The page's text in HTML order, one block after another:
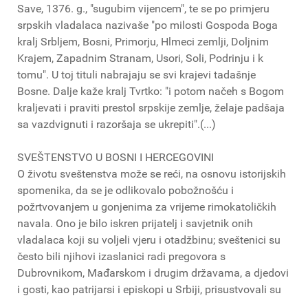
Save, 1376. g., "sugubim vijencem", te se po primjeru
srpskih vladalaca nazivaše "po milosti Gospoda Boga
kralj Srbljem, Bosni, Primorju, Hlmeci zemlji, Doljnim
Krajem, Zapadnim Stranam, Usori, Soli, Podrinju i k
tomu". U toj tituli nabrajaju se svi krajevi tadašnje
Bosne. Dalje kaže kralj Tvrtko: "i potom načeh s Bogom
kraljevati i praviti prestol srpskije zemlje, želaje padšaja
sa vazdvignuti i razoršaja se ukrepiti".(...)
SVEŠTENSTVO U BOSNI I HERCEGOVINI
O životu sveštenstva može se reći, na osnovu istorijskih
spomenika, da se je odlikovalo pobožnošću i
požrtvovanjem u gonjenima za vrijeme rimokatoličkih
navala. Ono je bilo iskren prijatelj i savjetnik onih
vladalaca koji su voljeli vjeru i otadžbinu; sveštenici su
često bili njihovi izaslanici radi pregovora s
Dubrovnikom, Mađarskom i drugim državama, a djedovi
i gosti, kao patrijarsi i episkopi u Srbiji, prisustvovali su